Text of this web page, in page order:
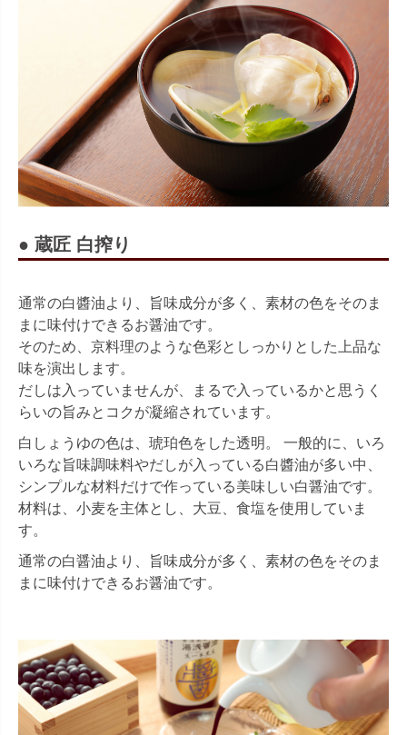
● 蔵匠 白搾り
通常の白醬油より、旨味成分が多く、素材の色をそのま
まに味付けできるお醤油です。
そのため、京料理のような色彩としっかりとした上品な
味を演出します。
だしは入っていませんが、まるで入っているかと思うく
らいの旨みとコクが凝縮されています。
白しょうゆの色は、琥珀色をした透明。 一般的に、いろ
いろな旨味調味料やだしが入っている白醬油が多い中、
シンプルな材料だけで作っている美味しい白醤油です。
材料は、小麦を主体とし、大豆、食塩を使用していま
す。
通常の白醤油より、旨味成分が多く、素材の色をそのま
まに味付けできるお醤油です。